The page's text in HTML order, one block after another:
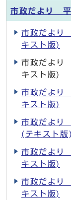
市政だより
市政だよ
キスト版)
市政だよ
キスト版)
市政だよ
キスト版)
市政だよ
(テキスト版)
市政だよ
キスト版)
市政だよ
キスト版)